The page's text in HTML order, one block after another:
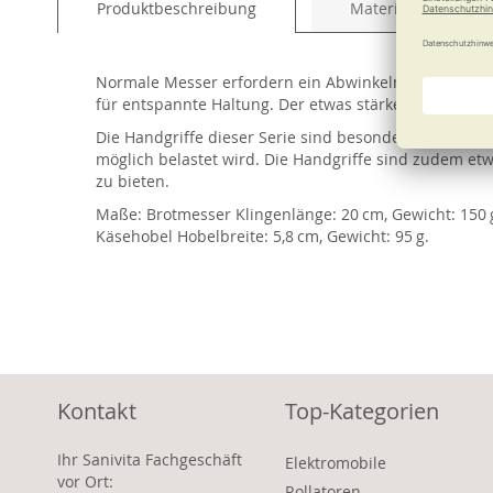
gallery
Produktbeschreibung Material und Pflege
Normale Messer erfordern ein Abwinkeln des
für entspannte Haltung. Der etwas stärkere Griff-
Die Handgriffe dieser Serie sind besonders gut zu
möglich belastet wird. Die Handgriffe sind zudem
zu bieten.
Maße: Brotmesser Klingenlänge: 20 cm, Gewicht:
Käsehobel Hobelbreite: 5,8 cm, Gewicht: 95 g.
Kontakt
Ihr Sanivita Fachgeschäft
vor Ort:
Top-Kategorien
Elektromobile